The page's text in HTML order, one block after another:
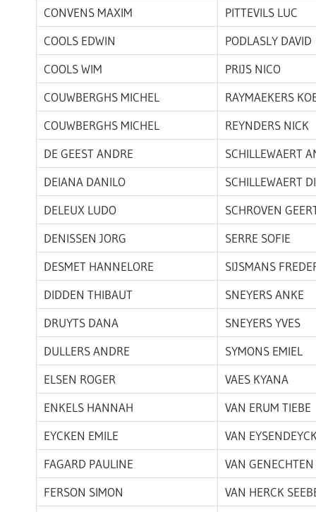
CONVENS MAXIM
PITTEVILS LUC
COOLS EDWIN
PODLASLY DAVID
COOLS WIM
PRIJS NICO
COUWBERGHS MICHEL
RAYMAEKERS
COUWBERGHS MICHEL
REYNDERS NICK
DE GEEST ANDRE
SCHILLEWAERT
DEIANA DANILO
SCHILLEWAERT
DELEUX LUDO
SCHROVEN
DENISSEN JORG
SERRE SOFIE
DESMET HANNELORE
SIJSMANS
DIDDEN THIBAUT
SNEYERS ANKE
DRUYTS DANA
SNEYERS YVES
DULLERS ANDRE
SYMONS EMIEL
ELSEN ROGER
VAES KYANA
ENKELS HANNAH
VAN ERUM TIEBE
EYCKEN EMILE
VAN
FAGARD PAULINE
VAN GENECHTEN
FERSON SIMON
VAN HERCK